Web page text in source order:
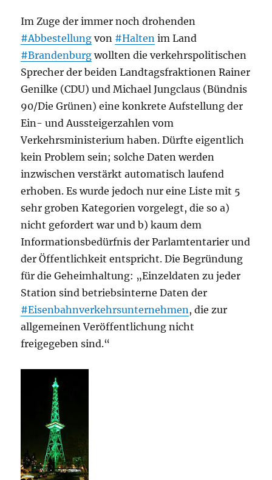
Im Zuge der immer noch drohenden
#Abbestellung von #Halten im Land
#Brandenburg wollten die verkehrspolitischen
Sprecher der beiden Landtagsfraktionen Rainer
Genilke (CDU) und Michael Jungclaus (Bündnis
90/Die Grünen) eine konkrete Aufstellung der
Ein- und Aussteigerzahlen vom
Verkehrsministerium haben. Dürfte eigentlich
kein Problem sein; solche Daten werden
inzwischen verstärkt automatisch laufend
erhoben. Es wurde jedoch nur eine Liste mit 5
sehr groben Kategorien vorgelegt, die so a)
nicht gefordert war und b) kaum dem
Informationsbedürfnis der Parlamtentarier und
der Öffentlichkeit entspricht. Die Begründung
für die Geheimhaltung: „Einzeldaten zu jeder
Station sind betriebsinterne Daten der
#Eisenbahnverkehrsunternehmen, die zur
allgemeinen Veröffentlichung nicht
freigegeben sind.“